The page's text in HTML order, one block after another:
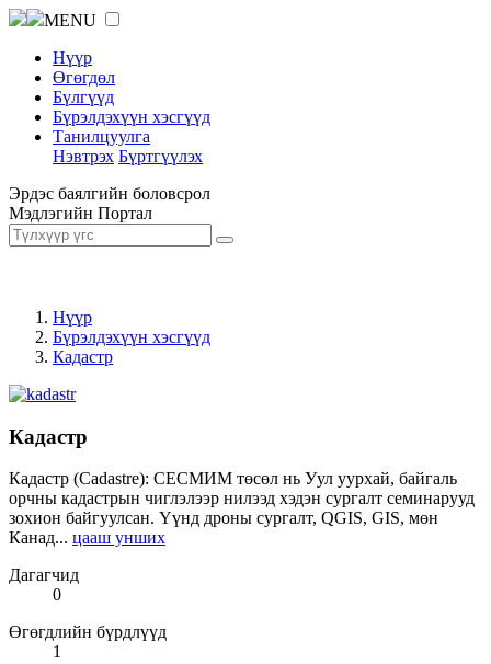
MENU
Нүүр
Өгөгдөл
Бүлгүүд
Бүрэлдэхүүн хэсгүүд
Танилцуулга
Нэвтрэх Бүртгүүлэх
Эрдэс баялгийн боловсрол
Мэдлэгийн Портал
Нүүр
Бүрэлдэхүүн хэсгүүд
Кадастр
Кадастр
Кадастр (Cadastre): СЕСМИМ төсөл нь Уул уурхай, байгаль
орчны кадастрын чиглэлээр нилээд хэдэн сургалт семинарууд
зохион байгуулсан. Үүнд дроны сургалт, QGIS, GIS, мөн
Канад... цааш унших
Дагагчид
0
Өгөгдлийн бүрдлүүд
1